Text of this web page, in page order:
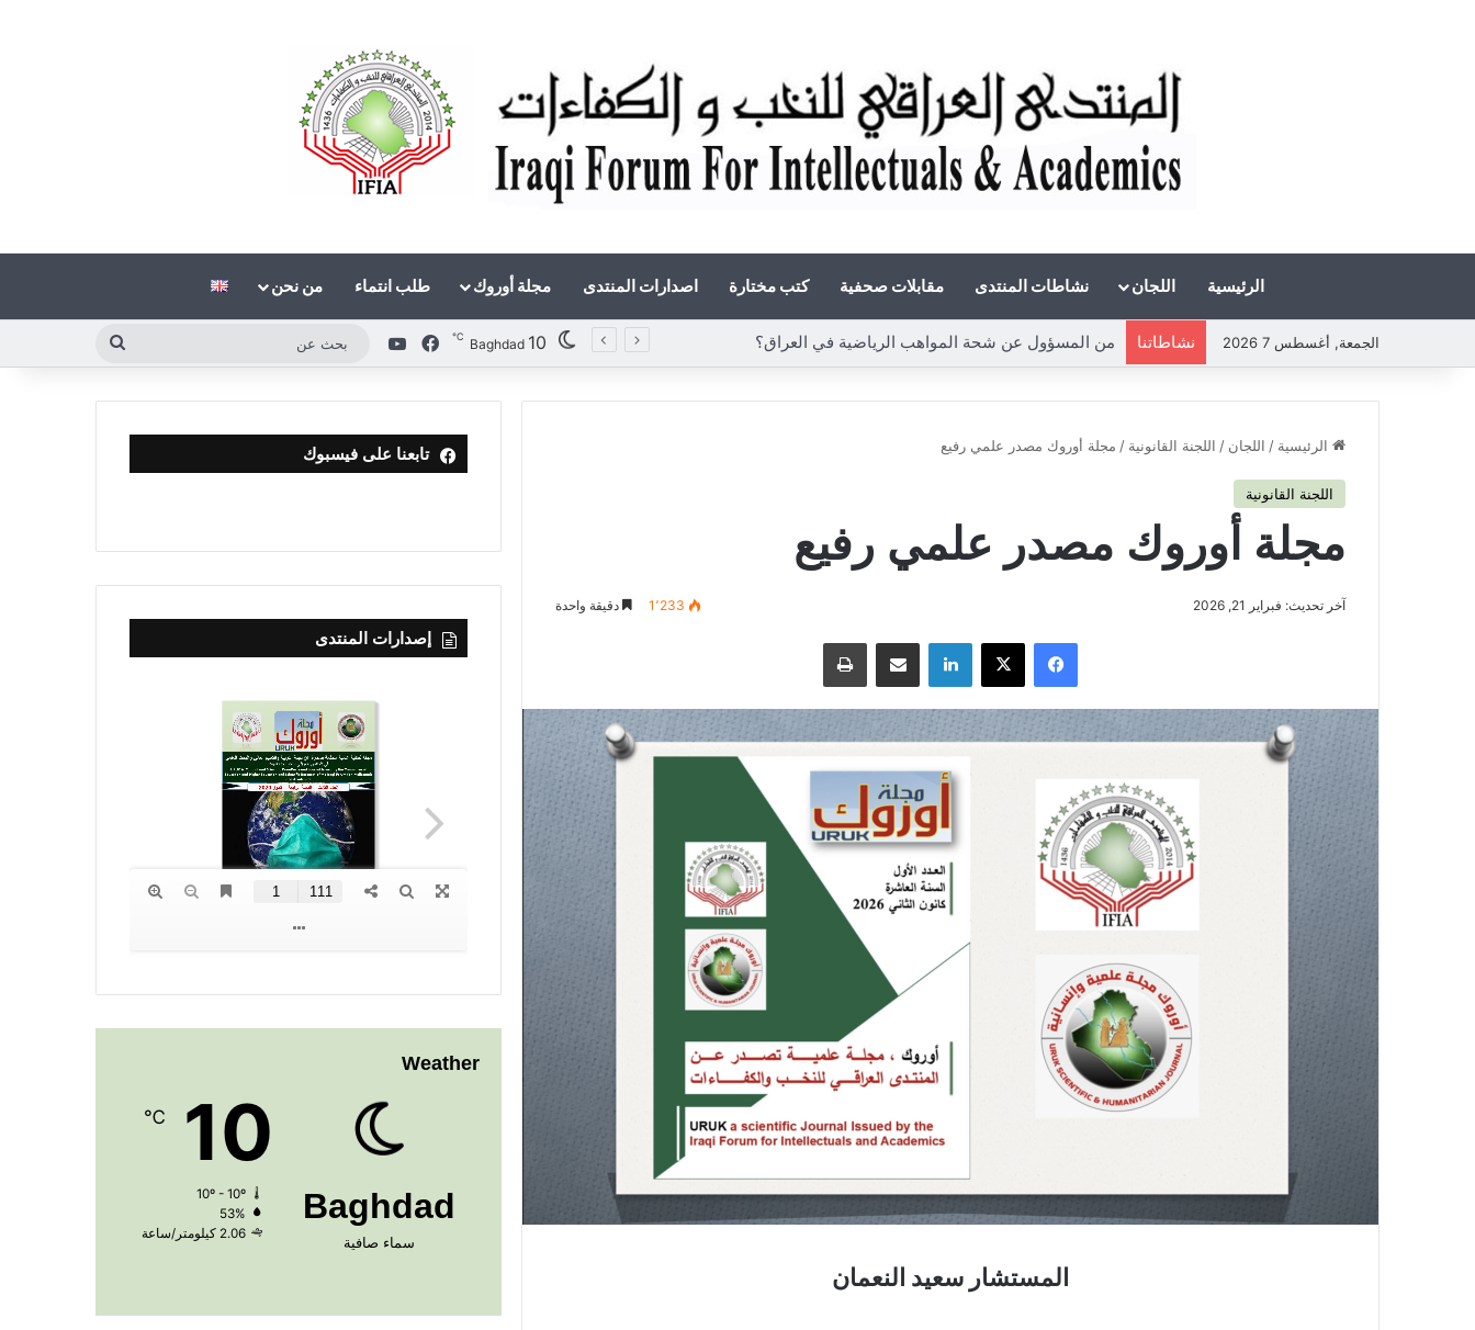
الرئيسية اللجان نشاطات المنتدى مقابلات صحفية كتب مختارة اصدارات المنتدى مجلة أوروك طلب انتماء من نحن
الجمعة, أغسطس 7 2026 نشاطاتنا Baghdad 10
℃ فيسبوك‫YouTube
الرئيسية / اللجان / اللجنة القانونية / مجلة أوروك مصدر علمي رفيع
اللجنة القانونية
مجلة أوروك مصدر علمي رفيع
آخر تحديث: فبراير 21, 2026 1٬233 دقيقة واحدة
فيسبوك لينكدإن
المستشار سعيد النعمان
تابعنا على فيسبوك
إصدارات المنتدى
Weather
Baghdad
سماء صافية
10
℃
10º - 10º
53%
2.06 كيلومتر/ساعة